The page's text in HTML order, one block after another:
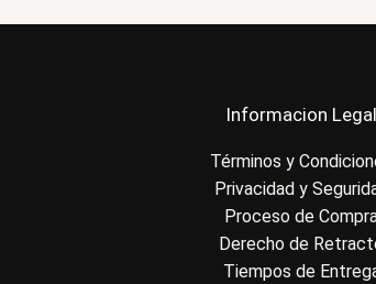
Informacion Legal
Términos y
Privacidad y
Proceso de
Derecho de
Tiempos de